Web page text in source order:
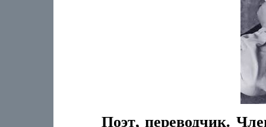
Поэт, переводчик.